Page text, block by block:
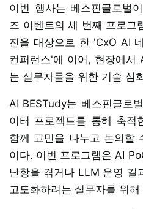
이번 행사는 베스핀글로벌
즈 이벤트의 세 번째 프로그
진을 대상으로 한 'CxO AI
컨퍼런스'에 이어, 현장에서
는 실무자들을 위한 기술 심
AI BESTudy는 베스핀글로
이터 프로젝트를 통해 축적
함께 고민을 나누고 논의할
이다. 이번 프로그램은 AI
난항을 겪거나 LLM 운영 결
고도화하려는 실무자를 위해